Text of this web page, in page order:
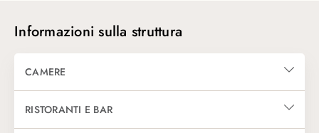
Informazioni sulla struttura
CAMERE
Dispone di 293 camere distribuite in bungalow a due piani,
RISTORANTI E BAR